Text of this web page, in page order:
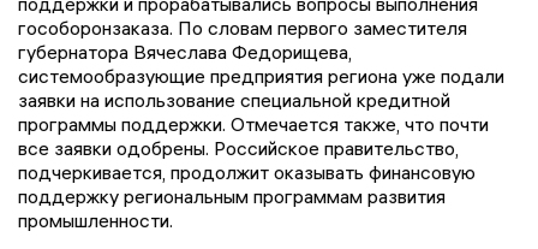
гособоронзаказа. По словам первого заместителя
губернатора Вячеслава Федорищева,
системообразующие предприятия региона уже подали
заявки на использование специальной кредитной
программы поддержки. Отмечается также, что почти
все заявки одобрены. Российское правительство,
подчеркивается, продолжит оказывать финансовую
поддержку региональным программам развития
промышленности.